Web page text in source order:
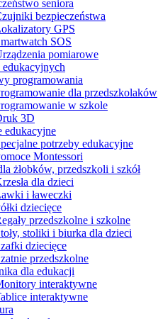
seniora
bezpieczeństwa
GPS
SOS
pomiarowe
programowania
dla przedszkolaków
w szkole
3D
edukacyjne
potrzeby edukacyjne
Montessori
żłobków, przedszkoli i szkół
dla dzieci
i ławeczki
dziecięce
przedszkolne i szkolne
stoliki i biurka dla dzieci
dziecięce
przedszkolne
dla edukacji
interaktywne
interaktywne